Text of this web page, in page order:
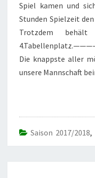
Spiel kamen und
Stunden Spielzeit
Trotzdem behält
Die knappste aller
unsere Mannschaft
Saison 2017/2018,